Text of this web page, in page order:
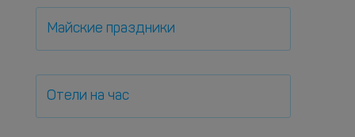
Майские праздники
Отели на час